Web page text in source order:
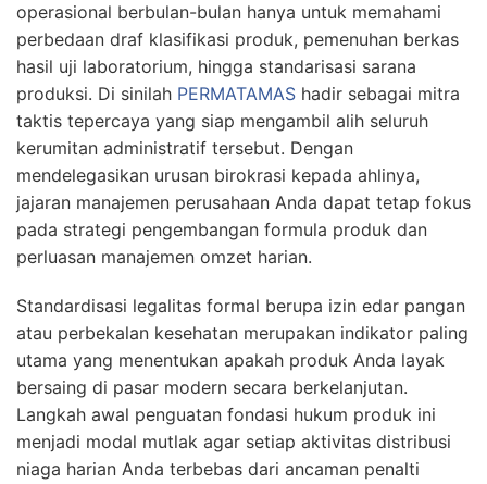
operasional berbulan-bulan hanya untuk memahami
perbedaan draf klasifikasi produk, pemenuhan berkas
hasil uji laboratorium, hingga standarisasi sarana
produksi. Di sinilah PERMATAMAS hadir sebagai mitra
taktis tepercaya yang siap mengambil alih seluruh
kerumitan administratif tersebut. Dengan
mendelegasikan urusan birokrasi kepada ahlinya,
jajaran manajemen perusahaan Anda dapat tetap fokus
pada strategi pengembangan formula produk dan
perluasan manajemen omzet harian.
Standardisasi legalitas formal berupa izin edar pangan
atau perbekalan kesehatan merupakan indikator paling
utama yang menentukan apakah produk Anda layak
bersaing di pasar modern secara berkelanjutan.
Langkah awal penguatan fondasi hukum produk ini
menjadi modal mutlak agar setiap aktivitas distribusi
niaga harian Anda terbebas dari ancaman penalti